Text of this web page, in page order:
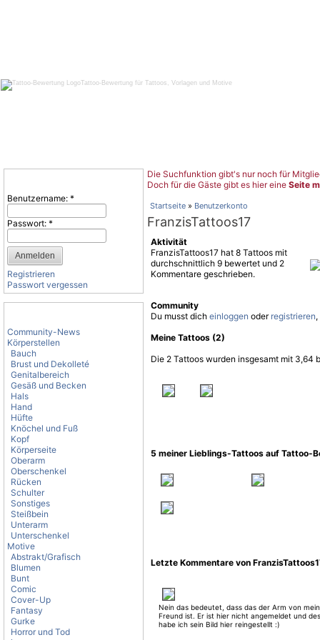
Tattoo-Bewertung für Tattoos, Vorlagen und Motive
Benutzername: *
Passwort: *
Registrieren
Passwort vergessen
Community-News
Körperstellen
Bauch
Brust und Dekolleté
Genitalbereich
Gesäß und Becken
Hals
Hand
Hüfte
Knöchel und Fuß
Kopf
Körperseite
Oberarm
Oberschenkel
Rücken
Schulter
Sonstiges
Steißbein
Unterarm
Unterschenkel
Motive
Abstrakt/Grafisch
Blumen
Bunt
Comic
Cover-Up
Fantasy
Gurke
Horror und Tod
Die Suchfunktion gibt's nur noch für
Doch für die Gäste gibt es hier eine Seite
Startseite » Benutzerkonto
FranzisTattoos17
Aktivität
FranzisTattoos17 hat 8 Tattoos mit
durchschnittlich 9 bewertet und 2
Kommentare geschrieben.
Community
Du musst dich einloggen oder registrieren
Meine Tattoos (2)
Die 2 Tattoos wurden insgesamt mit 3,64
5 meiner Lieblings-Tattoos auf Tattoo-
Letzte Kommentare von
Nein das bedeutet, dass das der Arm von
Freund ist. Er ist hier nicht angemeldet und
habe ich sein Bild hier reingestellt :)